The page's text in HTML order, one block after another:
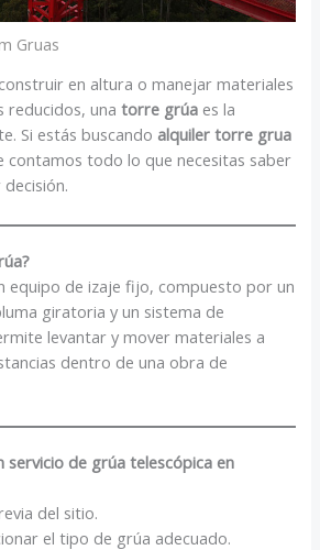
Gruas
en altura o manejar materiales
reducidos, unatorre grúa es la
Si estás buscando alquiler torre grua
contamos todo lo que necesitas saber
equipo de izaje fijo, compuesto por un
giratoria y un sistema de
levantar y mover materiales a
dentro de una obra de
servicio de grúa telescópica en
del sitio.
el tipo de grúa adecuado.